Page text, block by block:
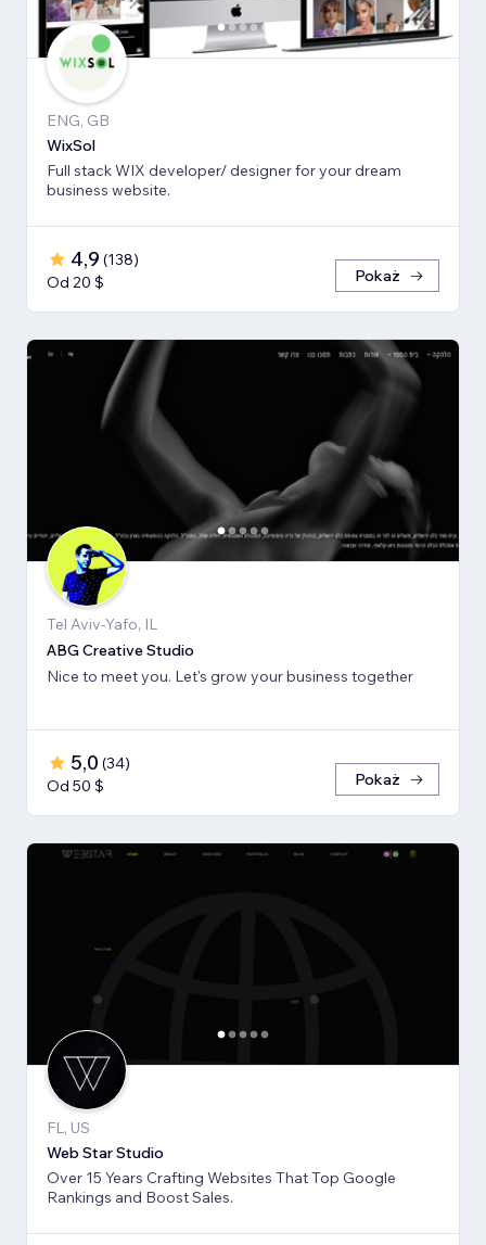
ENG, GB
WixSol
Full stack WIX developer/ designer for your dream
business website.
4,9 (138)
Od 20 $
Pokaż
Tel Aviv-Yafo, IL
ABG Creative Studio
Nice to meet you. Let's grow your business together
5,0 (34)
Od 50 $
Pokaż
FL, US
Web Star Studio
Over 15 Years Crafting Websites That Top Google
Rankings and Boost Sales.